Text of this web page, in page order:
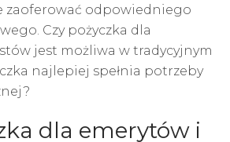
zaoferować odpowiedniego
Czy pożyczka dla
jest możliwa w tradycyjnym
najlepiej spełnia potrzeby
dla emerytów i